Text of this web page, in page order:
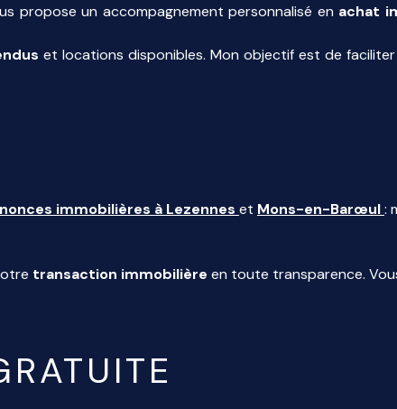
propose un accompagnement personnalisé en achat
et locations disponibles. Mon objectif est de
immobilières à Lezennes et Mons-en-Barœul:
transaction immobilière en toute transparence.